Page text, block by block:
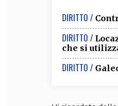
DIRITTO /
DIRITTO /
che si
DIRITTO /